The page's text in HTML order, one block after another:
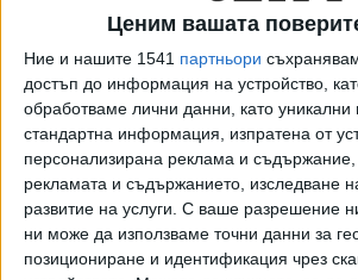
Ценим вашата
Ние и нашите 1541 партньори
достъп до информация на устройство,
обработваме лични данни, като
стандартна информация, изпратена от
персонализирана реклама и
рекламата и съдържанието, изследване
развитие на услуги. С ваше разрешение
ни може да използваме точни данни за
позициониране и идентификация чрез
Ребрандирането идва в момент, в
понася тежки критики от правни
регулатори относно своята пазарна
решения и политика на злоупотреба в
От "Фейсбук"/"Мета" поясниха, че
засегне останалите приложения под
социалната мрежа - "Инстаграм" и